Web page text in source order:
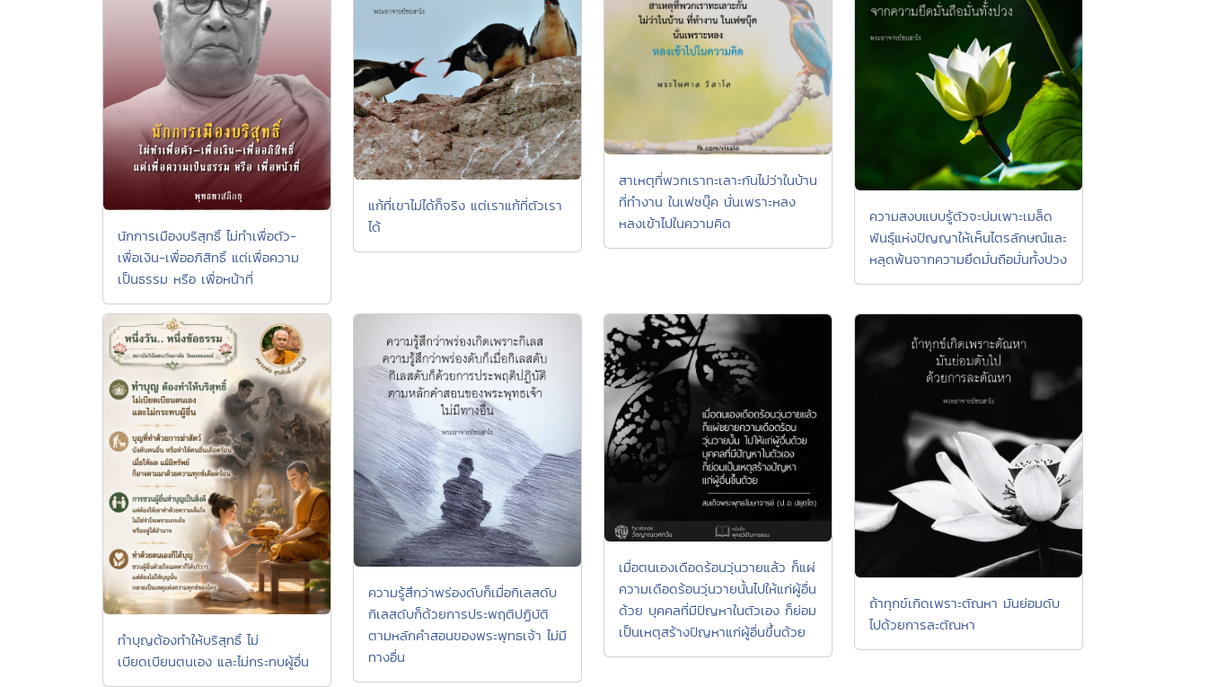
นักการเมืองบริสุทธิ์ ไม่ทำเพื่อตัว-
เพื่อเงิน-เพื่ออภิสิทธิ์ แต่เพื่อความ
เป็นธรรม หรือ เพื่อหน้าที่
แก้ที่เขาไม่ได้ก็จริง แต่เราแก้ที่ตัวเรา
ได้
สาเหตุที่พวกเราทะเลาะกันไม่ว่าในบ้าน
ที่ทำงาน ในเฟซบุ๊ค นั่นเพราะหลง
หลงเข้าไปในความคิด
ความสงบแบบรู้ตัวจะบ่มเพาะเมล็ด
พันธุ์แห่งปัญญาให้เห็นไตรลักษณ์และ
หลุดพ้นจากความยึดมั่นถือมั่นทั้งปวง
ทำบุญต้องทำให้บริสุทธิ์ ไม่
เบียดเบียนตนเอง และไม่กระทบผู้อื่น
ความรู้สึกว่าพร่องดับก็เมื่อกิเลสดับ
กิเลสดับก็ด้วยการประพฤติปฏิบัติ
ตามหลักคำสอนของพระพุทธเจ้า ไม่มี
ทางอื่น
เมื่อตนเองเดือดร้อนวุ่นวายแล้ว ก็แผ่
ความเดือดร้อนวุ่นวายนั้นไปให้แก่ผู้อื่น
ด้วย บุคคลที่มีปัญหาในตัวเอง ก็ย่อม
เป็นเหตุสร้างปัญหาแก่ผู้อื่นขึ้นด้วย
ถ้าทุกข์เกิดเพราะตัณหา มันย่อมดับ
ไปด้วยการละตัณหา